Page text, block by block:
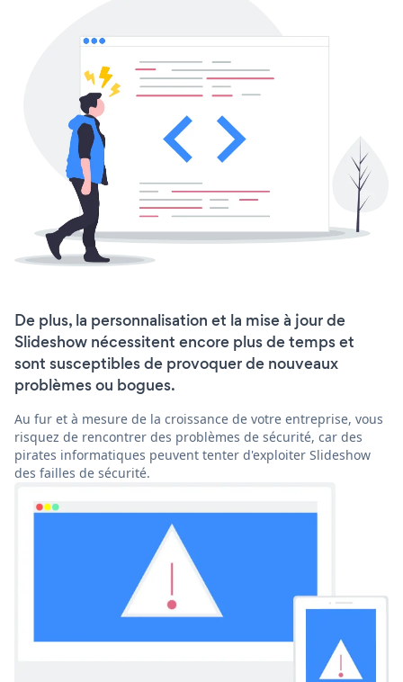
De plus, la personnalisation et la mise à jour de
Slideshow nécessitent encore plus de temps et
sont susceptibles de provoquer de nouveaux
problèmes ou bogues.
Au fur et à mesure de la croissance de votre entreprise, vous
risquez de rencontrer des problèmes de sécurité, car des
pirates informatiques peuvent tenter d'exploiter Slideshow
des failles de sécurité.